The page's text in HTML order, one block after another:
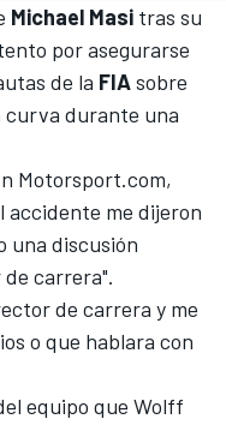
Michael Masi tras su
por asegurarse
de la FIAsobre
curva durante una
Motorsport.com,
accidente me dijeron
una discusión
carrera".
de carrera y me
o que hablara con
equipo que Wolff